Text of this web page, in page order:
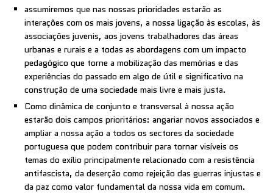
assumiremos que nas nossas prioridades estarão as
interações com os mais jovens, a nossa ligação às escolas, às
associações juvenis, aos jovens trabalhadores das áreas
urbanas e rurais e a todas as abordagens com um impacto
pedagógico que torne a mobilização das memórias e das
experiências do passado em algo de útil e significativo na
construção de uma sociedade mais livre e mais justa.
Como dinâmica de conjunto e transversal à nossa ação
estarão dois campos prioritários: angariar novos associados e
ampliar a nossa ação a todos os sectores da sociedade
portuguesa que podem contribuir para tornar visíveis os
temas do exílio principalmente relacionado com a resistência
antifascista, da deserção como rejeição das guerras injustas e
da paz como valor fundamental da nossa vida em comum.